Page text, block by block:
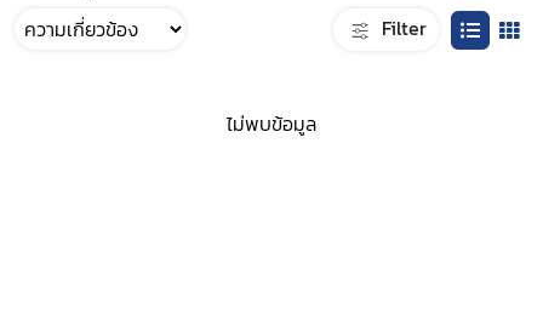
Filter
ไม่พบข้อมูล